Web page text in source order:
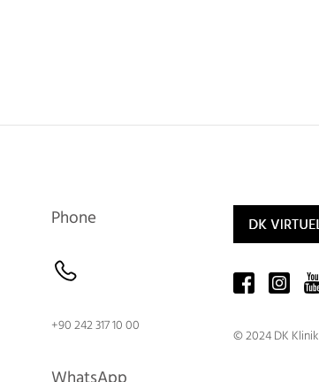
Phone
+90 242 317 10 00
© 2024 DK Klinik